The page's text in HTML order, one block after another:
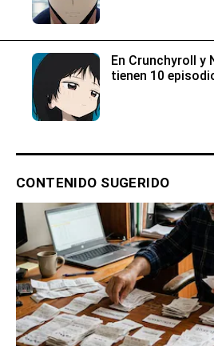
En Crunchyroll y
tienen 10
CONTENIDO SUGERIDO